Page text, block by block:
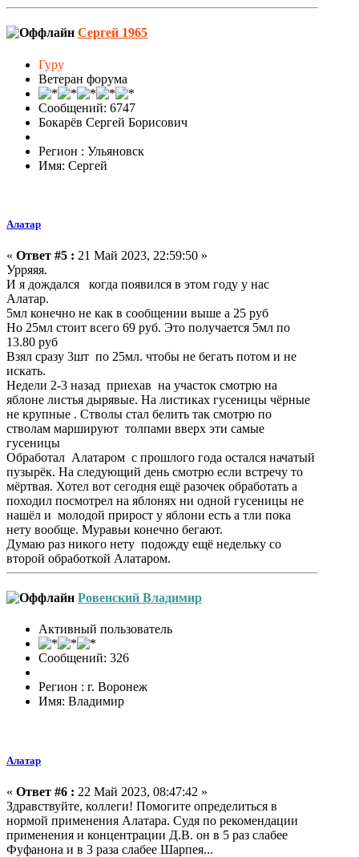
Сергей 1965
Гуру
Ветеран форума
Сообщений: 6747
Бокарёв Сергей Борисович
Регион : Ульяновск
Имя: Сергей
Алатар
« Ответ #5 : 21 Май 2023, 22:59:50 »
Урряяя.
И я дождался когда появился в этом году у нас
Алатар.
5мл конечно не как в сообщении выше а 25 руб
Но 25мл стоит всего 69 руб. Это получается 5мл по
13.80 руб
Взял сразу 3шт по 25мл. чтобы не бегать потом и не
искать.
Недели 2-3 назад приехав на участок смотрю на
яблоне листья дырявые. На листиках гусеницы чёрные
не крупные . Стволы стал белить так смотрю по
стволам маршируют толпами вверх эти самые
гусеницы
Обработал Алатаром с прошлого года остался начатый
пузырёк. На следующий день смотрю если встречу то
мёртвая. Хотел вот сегодня ещё разочек обработать а
походил посмотрел на яблонях ни одной гусеницы не
нашёл и молодой прирост у яблони есть а тли пока
нету вообще. Муравьи конечно бегают.
Думаю раз никого нету подожду ещё недельку со
второй обработкой Алатаром.
Ровенский Владимир
Активный пользователь
Сообщений: 326
Регион : г. Воронеж
Имя: Владимир
Алатар
« Ответ #6 : 22 Май 2023, 08:47:42 »
Здравствуйте, коллеги! Помогите определиться в
нормой применения Алатара. Судя по рекомендации
применения и концентрации Д.В. он в 5 раз слабее
Фуфанона и в 3 раза слабее Шарпея...